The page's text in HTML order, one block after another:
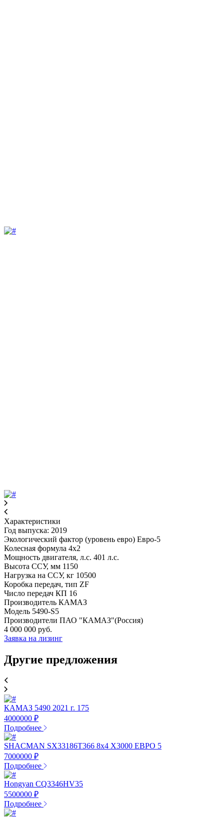
Характеристики
Год выпуска: 2019
Экологический фактор (уровень евро) Евро-5
Колесная формула 4x2
Мощность двигателя, л.с. 401 л.с.
Высота ССУ, мм 1150
Нагрузка на ССУ, кг 10500
Коробка передач, тип ZF
Число передач КП 16
Производитель КАМАЗ
Модель 5490-S5
Производители ПАО "КАМАЗ"(Россия)
4 000 000 руб.
Заявка на лизинг
Другие предложения
КАМАЗ 5490 2021 г. 175
4000000 ₽
Подробнее
SHACMAN SX33186T366 8х4 X3000 ЕВРО 5
7000000 ₽
Подробнее
Hongyan CQ3346HV35
5500000 ₽
Подробнее